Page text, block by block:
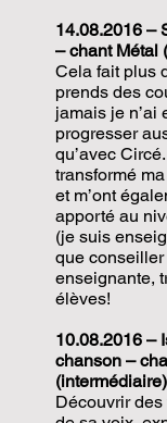
14.08.2016 –
– chant Métal
Cela fait plus
prends des
jamais je n’ai
progresser
qu’avec
transformé
et m’ont
apporté au
(je suis
que
enseignante,
élèves!
10.08.2016 –
chanson –
(intermédiaire)
Découvrir